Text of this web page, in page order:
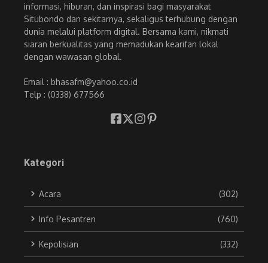
informasi, hiburan, dan inspirasi bagi masyarakat
Situbondo dan sekitarnya, sekaligus terhubung dengan
dunia melalui platform digital. Bersama kami, nikmati
siaran berkualitas yang memadukan kearifan lokal
dengan wawasan global.
Email : bhasafm@yahoo.co.id
Telp : (0338) 677566
Kategori
Acara (302)
Info Pesantren (760)
Kepolisian (332)